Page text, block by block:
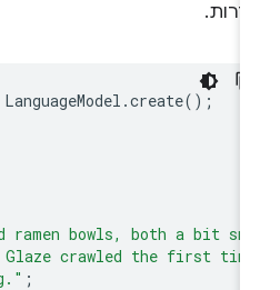
LanguageModel.create
and ramen bowls, both a bit
Glaze crawled the first